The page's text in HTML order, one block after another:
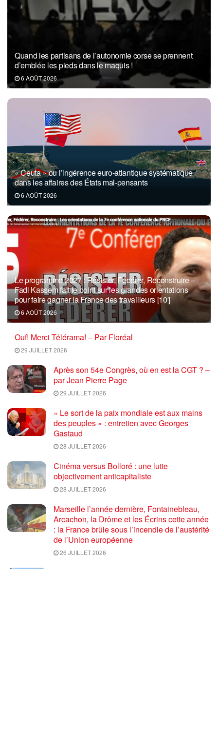
Quand les partisans de l’autonomie corse se prennent
d’emblée les pieds dans le maquis !
6 AOÛT 2026
« Ceuta » ou l’ingérence euro-atlantique systématique
dans les affaires des États mal-pensants
6 AOÛT 2026
Le programme 2027 : Résister, Fédérer, Reconstruire –
Fadi Kassem fait le point sur les grandes orientations
pour faire gagner la France des travailleurs [10′]
6 AOÛT 2026
Ouf! Merci Télérama! – Par Floréal
29 JUILLET 2026
Après son 54e Congrès, où en est la CGT ? –
par Jean Pierre Page
29 JUILLET 2026
« Le sort de la paix mondiale est aux mains
des peuples » : entretien avec Georges
Gastaud
28 JUILLET 2026
Cinéma versus Bolloré : une lutte
objectivement anticapitaliste
28 JUILLET 2026
Marseille l’année dernière, Fontainebleau,
Arcachon, la Drôme et les Écrins cette année
: la France brûle sous l’incendie de l’austérité
de l’Union européenne
26 JUILLET 2026